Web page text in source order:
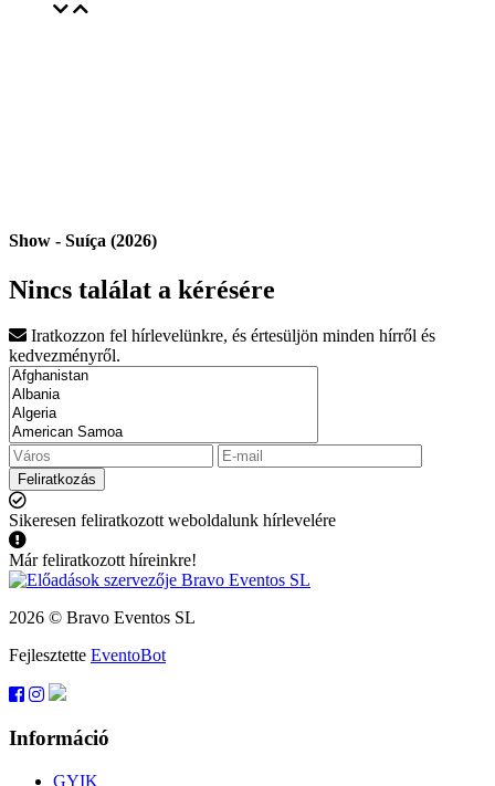
Show - Suíça (2026)
Nincs találat a kérésére
Iratkozzon fel hírlevelünkre, és értesüljön minden hírről és
kedvezményről.
Feliratkozás
Sikeresen feliratkozott weboldalunk hírlevelére
Már feliratkozott híreinkre!
2026 © Bravo Eventos SL
Fejlesztette EventoBot
Információ
GYIK